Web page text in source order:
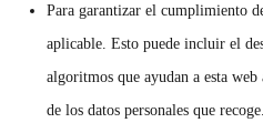
Para garantizar el cumplimiento
aplicable. Esto puede incluir el
algoritmos que ayudan a esta
de los datos personales que recoge.